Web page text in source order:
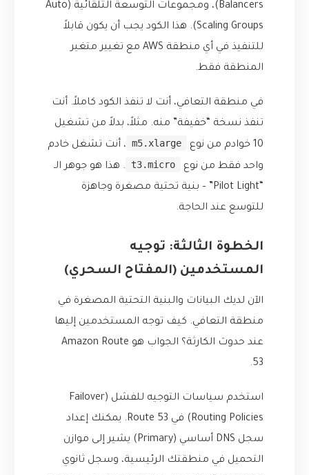
Balancers)، ومجموعات التوسعة التلقائية (Auto
Scaling Groups). هذا الكود يجب أن يكون قابلاً
للتنفيذ في أي منطقة AWS مع تغيير متغير
المنطقة فقط.
في منطقة التعافي، أنت لا تنفذ الكود كاملاً. أنت
تنفذ نسخة “خفيفة” منه. مثلاً، بدلاً من تشغيل
10 خوادم من نوع
m5.xlarge ، أنت تشغل خادم
واحد فقط من نوع
t3.micro
. هذا هو جوهر الـ
“Pilot Light” – بنية تحتية مصغرة وجاهزة
للتوسع عند الحاجة.
الخطوة الثالثة: توجيه
المستخدمين (المفتاح السحري)
الآن لديك البيانات والبنية التحتية المصغرة في
منطقة التعافي. كيف توجه المستخدمين إليها
عند حدوث الكارثة؟ الجواب هو Amazon Route
53.
استخدم سياسات التوجيه للفشل (Failover
Routing Policies) في Route 53. يمكنك إعداد
سجل DNS أساسي (Primary) يشير إلى موازن
التحميل في منطقتك الرئيسية، وسجل ثانوي